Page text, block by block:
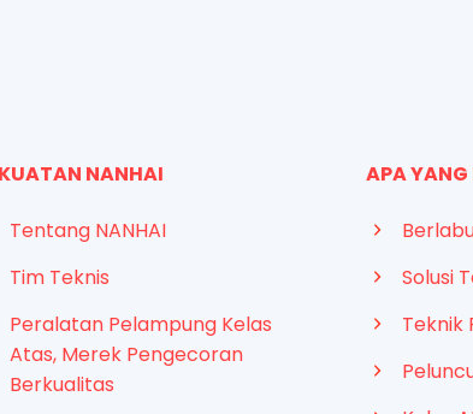
NANHAI
Tentang NANHAI
Tim Teknis
Peralatan Pelampung Kelas
Atas, Merek Pengecoran
Berkualitas
APA
Solusi
Teknik